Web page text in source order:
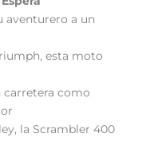
aventurero a un
esta moto
como
la Scrambler 400